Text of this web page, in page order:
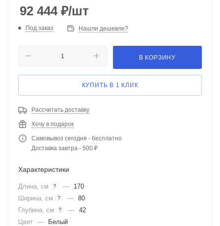
92 444₽/шт
Под заказ Нашли дешевле?
В КОРЗИНУ
КУПИТЬ В 1 КЛИК
Рассчитать доставку
Хочу в подарок
Самовывоз сегодня - бесплатно
Доставка завтра - 500 ₽
Характеристики
Длина, см ? —
170
Ширина, см
? — 80
Глубина, см
? — 42
Цвет —
Белый